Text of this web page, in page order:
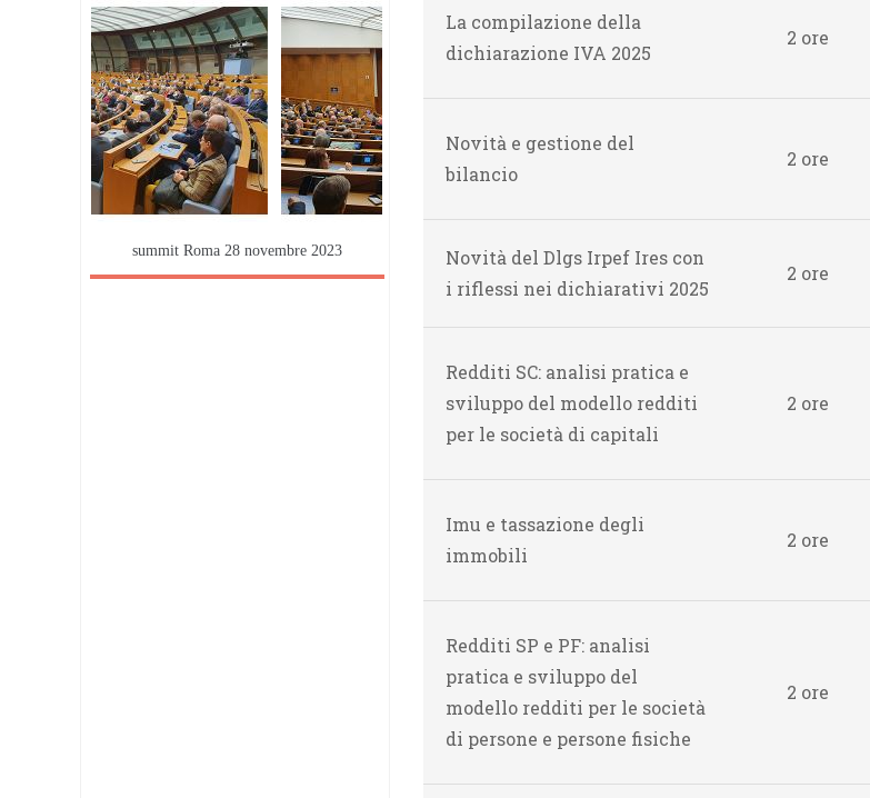
summit Roma 28 novembre 2023
La compilazione della
dichiarazione IVA 2025
2 ore
Novità e gestione del
bilancio
2 ore
Novità del Dlgs Irpef Ires con
i riflessi nei dichiarativi 2025
2 ore
Redditi SC: analisi pratica e
sviluppo del modello redditi
per le società di capitali
2 ore
Imu e tassazione degli
immobili
2 ore
Redditi SP e PF: analisi
pratica e sviluppo del
modello redditi per le società
di persone e persone fisiche
2 ore